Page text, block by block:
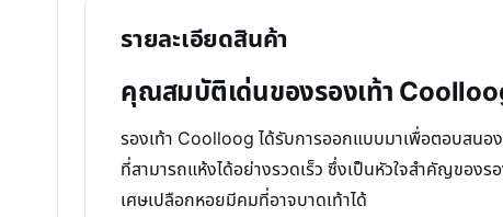
รายละเอียดสินค้า
คุณสมบัติเด่นของรองเท้า
รองเท้า Coolloog ได้รับการออกแบบมาเพื่อตอบสน
ที่สามารถแห้งได้อย่างรวดเร็ว ซึ่งเป็นหัวใจสำคัญของ
เศษเปลือกหอยมีคมที่อาจบาดเท้าได้